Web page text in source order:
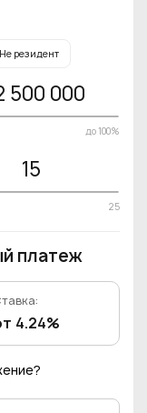
Не резидент
500 000
до 100%
15
25
платеж
4.24%